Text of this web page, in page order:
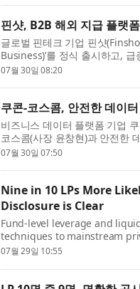
핀샷, B2B 해외 지급 플랫
글로벌 핀테크 기업 핀샷
Business)’를 정식 출시하고,
혔다. 그동안 여러 국가의 공급
07월 30일 08:20
쿠콘-코스콤, 안전한 데이
비즈니스 데이터 플랫폼 기업
코스콤(사장 윤창현)과 안전한
했다고 30일 밝혔다. 지난 29일
07월 30일 07:50
Nine in 10 LPs More
Disclosure is Clear
Fund-level leverage and
techniques to mainstream
from CSC , the leading
07월 29일 10:55